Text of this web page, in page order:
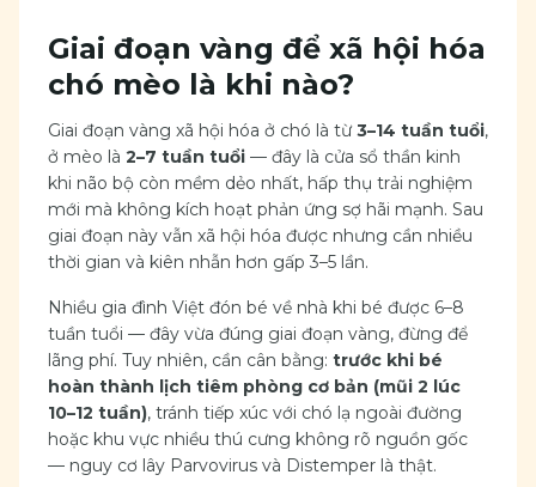
Giai đoạn vàng để xã hội hóa
chó mèo là khi nào?
Giai đoạn vàng xã hội hóa ở chó là từ3–14 tuần tuổi,
ở mèo là 2–7 tuần tuổi — đây là cửa sổ thần kinh
khi não bộ còn mềm dẻo nhất, hấp thụ trải nghiệm
mới mà không kích hoạt phản ứng sợ hãi mạnh. Sau
giai đoạn này vẫn xã hội hóa được nhưng cần nhiều
thời gian và kiên nhẫn hơn gấp 3–5 lần.
Nhiều gia đình Việt đón bé về nhà khi bé được 6–8
tuần tuổi — đây vừa đúng giai đoạn vàng, đừng để
lãng phí. Tuy nhiên, cần cân bằng: trước khi bé
hoàn thành lịch tiêm phòng cơ bản (mũi 2 lúc
10–12 tuần), tránh tiếp xúc với chó lạ ngoài đường
hoặc khu vực nhiều thú cưng không rõ nguồn gốc
— nguy cơ lây Parvovirus và Distemper là thật.